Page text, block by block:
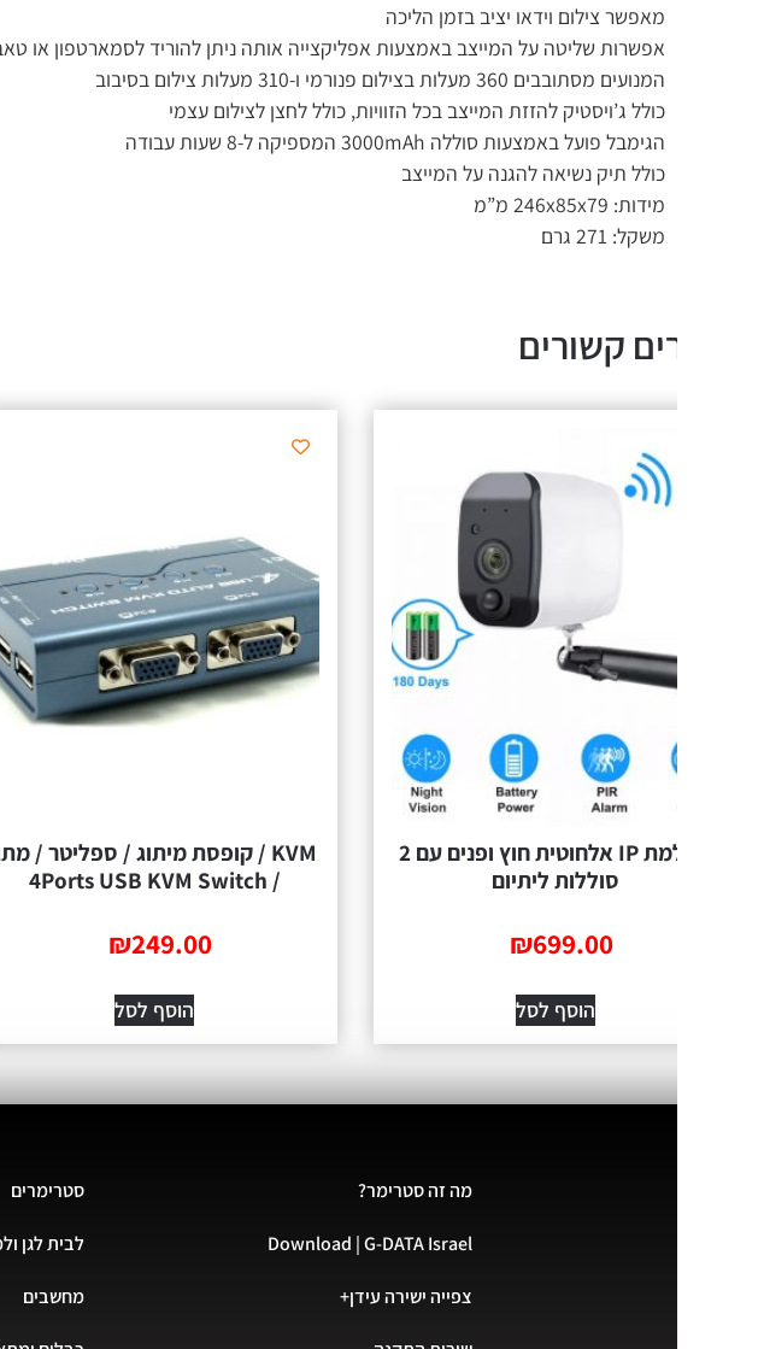
מאפשר צילום וידאו יציב בזמן הליכה
אפשרות שליטה על המייצב באמצעות אפליקצייה אותה ניתן להוריד לסמארטפון או טאבלט וחיבור Bluetooth
המנועים מסתובבים 360 מעלות בצילום פנורמי ו-310 מעלות צילום בסיבוב
כולל ג’ויסטיק להזזת המייצב בכל הזוויות, כולל לחצן לצילום עצמי
הגימבל פועל באמצעות סוללה 3000mAh המספיקה ל-8 שעות עבודה
כולל תיק נשיאה להגנה על המייצב
קשורים
מצלמת IP אלחוטית חוץ ופנים עם 2
סוללות ליתיום
₪
KVM / קופסת מיתוג / ספליטר / מתג
₪
מה זה סטרימר?
Download | G-DATA Israel
צפייה ישירה עידן+
לבית לגן ולמשרד